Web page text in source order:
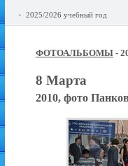
2025/2026 учебный год
ФОТОАЛЬБОМЫ -
8 Марта
2010, фото